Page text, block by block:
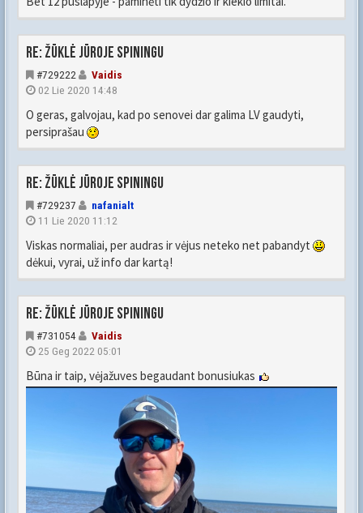
Re: Žūklė jūroje spiningu
#729222
Vaidis
02 Lie 2020 14:48
O geras, galvojau, kad po senovei dar galima LV gaudyti,
persiprašau
Re: Žūklė jūroje spiningu
#729237
nafanialt
11 Lie 2020 11:12
Viskas normaliai, per audras ir vėjus neteko net pabandyt
dėkui, vyrai, už info dar kartą!
Re: Žūklė jūroje spiningu
#731054
Vaidis
25 Geg 2022 05:01
Būna ir taip, vėjažuves begaudant bonusiukas